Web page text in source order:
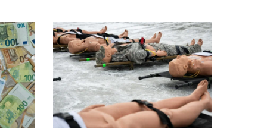
di chiarimenti in merito alla validità della
carta d’identità cartacea e all’obbligo di
transizione alla CIE. Al Sindaco del
Comune […]